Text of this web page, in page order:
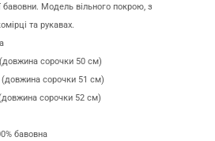
бавовни. Модель вільного покрою, з
та рукавах.
сорочки 50 см)
сорочки 51 см)
сорочки 52 см)
бавовна